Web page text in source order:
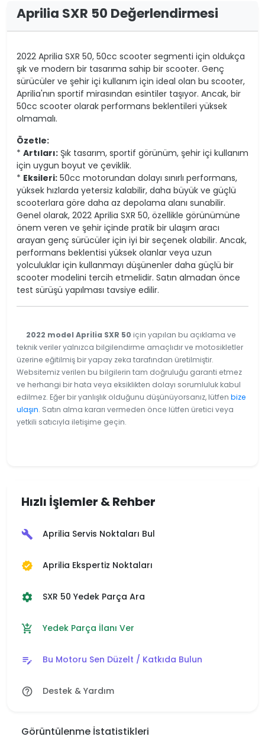
Aprilia SXR 50 Değerlendirmesi
2022 Aprilia SXR 50, 50cc scooter segmenti için oldukça
şık ve modern bir tasarıma sahip bir scooter. Genç
sürücüler ve şehir içi kullanım için ideal olan bu scooter,
Aprilia'nın sportif mirasından esintiler taşıyor. Ancak, bir
50cc scooter olarak performans beklentileri yüksek
olmamalı.
Özetle:
* Artıları: Şık tasarım, sportif görünüm, şehir içi kullanım
için uygun boyut ve çeviklik.
* Eksileri: 50cc motorundan dolayı sınırlı performans,
yüksek hızlarda yetersiz kalabilir, daha büyük ve güçlü
scooterlara göre daha az depolama alanı sunabilir.
Genel olarak, 2022 Aprilia SXR 50, özellikle görünümüne
önem veren ve şehir içinde pratik bir ulaşım aracı
arayan genç sürücüler için iyi bir seçenek olabilir. Ancak,
performans beklentisi yüksek olanlar veya uzun
yolculuklar için kullanmayı düşünenler daha güçlü bir
scooter modelini tercih etmelidir. Satın almadan önce
test sürüşü yapılması tavsiye edilir.
2022 model Aprilia SXR 50 için yapılan bu açıklama ve
teknik veriler yalnızca bilgilendirme amaçlıdır ve motosikletler
üzerine eğitilmiş bir yapay zeka tarafından üretilmiştir.
Websitemiz verilen bu bilgilerin tam doğruluğu garanti etmez
ve herhangi bir hata veya eksiklikten dolayı sorumluluk kabul
edilmez. Eğer bir yanlışlık olduğunu düşünüyorsanız, lütfen bize
ulaşın. Satın alma kararı vermeden önce lütfen üretici veya
yetkili satıcıyla iletişime geçin.
Hızlı İşlemler & Rehber
build Aprilia Servis Noktaları Bul
verified Aprilia Ekspertiz Noktaları
settings SXR 50 Yedek Parça Ara
add_shopping_cart Yedek Parça İlanı Ver
edit_note Bu Motoru Sen Düzelt / Katkıda Bulun
help_outline Destek & Yardım
Görüntülenme İstatistikleri